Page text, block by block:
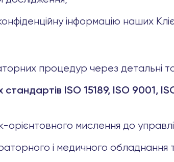
інформацію наших
процедур через детальні
ISO 15189, ISO 9001,
мислення до
і медичного обладнання